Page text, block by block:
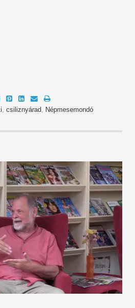
, csiliznyárad, Népmesemondó